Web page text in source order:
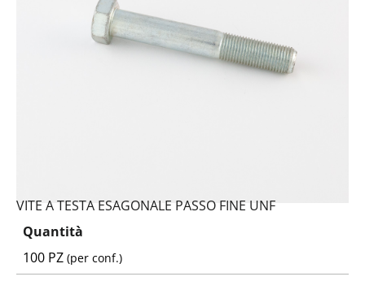
VITE A TESTA ESAGONALE PASSO FINE UNF
Quantità
100 PZ(per conf.)